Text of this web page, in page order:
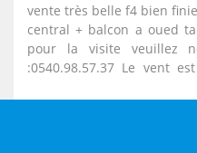
vente très belle f4 bien
central + balcon a oued
pour la visite veuillez
:0540.98.57.37 Le vent